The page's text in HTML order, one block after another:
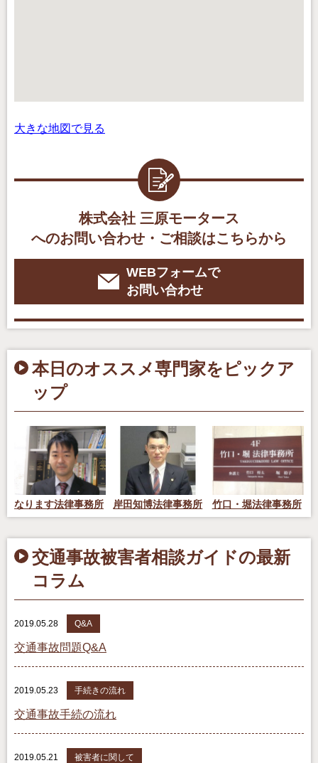
大きな地図で見る
株式会社 三原モータース
へのお問い合わせ・ご相談はこちらから
WEBフォームで
お問い合わせ
本日のオススメ専門家をピックア
ップ
なります法律事務所 岸田知博法律事務所 竹口・堀法律事務所
交通事故被害者相談ガイドの最新
コラム
2019.05.28 Q&A
交通事故問題Q&A
2019.05.23 手続きの流れ
交通事故手続の流れ
2019.05.21 被害者に関して